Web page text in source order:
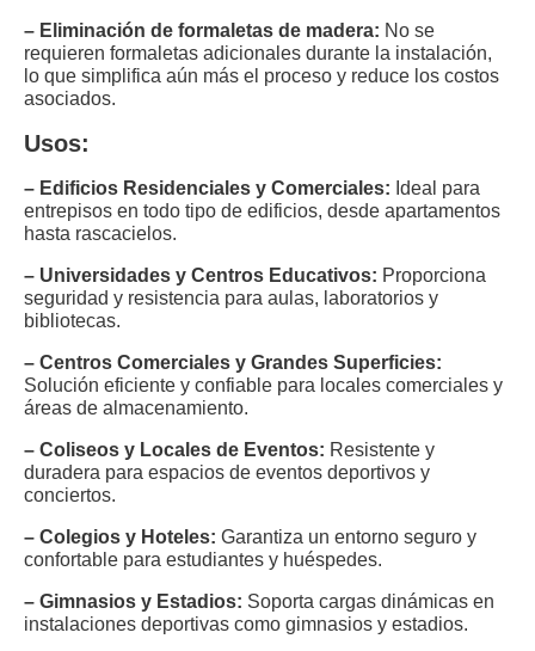
– Eliminación de formaletas de madera: No se
requieren formaletas adicionales durante la instalación,
lo que simplifica aún más el proceso y reduce los costos
asociados.
Usos:
– Edificios Residenciales y Comerciales: Ideal para
entrepisos en todo tipo de edificios, desde apartamentos
hasta rascacielos.
– Universidades y Centros Educativos: Proporciona
seguridad y resistencia para aulas, laboratorios y
bibliotecas.
– Centros Comerciales y Grandes Superficies:
Solución eficiente y confiable para locales comerciales y
áreas de almacenamiento.
– Coliseos y Locales de Eventos: Resistente y
duradera para espacios de eventos deportivos y
conciertos.
– Colegios y Hoteles: Garantiza un entorno seguro y
confortable para estudiantes y huéspedes.
– Gimnasios y Estadios: Soporta cargas dinámicas en
instalaciones deportivas como gimnasios y estadios.